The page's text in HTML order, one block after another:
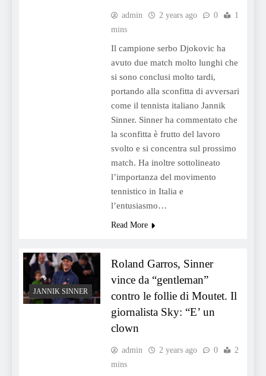
admin 2 years ago 0
1
mins
Il campione serbo Djokovic ha
avuto due match molto lunghi che
si sono conclusi molto tardi,
portando alla sconfitta di avversari
come il tennista italiano Jannik
Sinner. Sinner ha commentato che
la sconfitta è frutto del lavoro
svolto e si concentra sul prossimo
match. Ha inoltre sottolineato
l’importanza del movimento
tennistico in Italia e
l’entusiasmo…
Read More
JANNIK SINNER
Roland Garros, Sinner
vince da “gentleman”
contro le follie di Moutet. Il
giornalista Sky: “E’ un
clown
admin 2 years ago 0
2
mins